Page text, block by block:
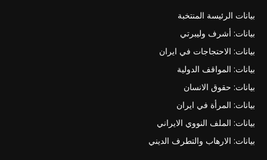
بيانات الرئيسة المنتخبة
بيانات: أشرف وليبرتي
بيانات: الاحتجاجات في ايران
بيانات: المواقف الدولية
بيانات: حقوق الانسان
بيانات: المرأة في ايران
بيانات: الملف النووي الايراني
بيانات: الارهاب والتطرف الديني